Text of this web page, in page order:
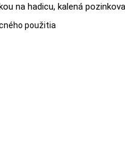
na hadicu, kalená
použitia